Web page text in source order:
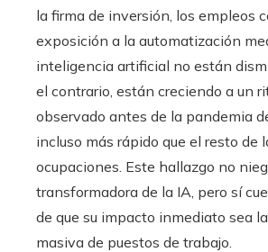
la firma de inversión, los empleos
exposición a la automatización
inteligencia artificial no están
el contrario, están creciendo a un
observado antes de la pandemia
incluso más rápido que el resto de
ocupaciones. Este hallazgo no
transformadora de la IA, pero sí
de que su impacto inmediato sea
masiva de puestos de trabajo.